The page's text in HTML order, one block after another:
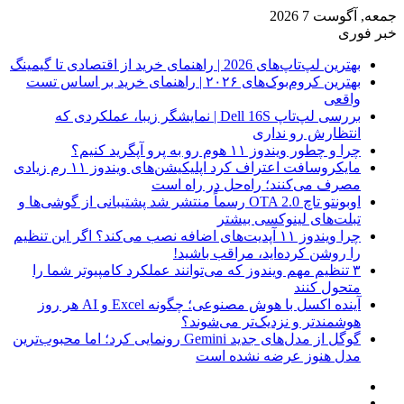
جمعه, آگوست 7 2026
خبر فوری
بهترین لپ‌تاپ‌های 2026 | راهنمای خرید از اقتصادی تا گیمینگ
بهترین کروم‌بوک‌های ۲۰۲۶ | راهنمای خرید بر اساس تست
واقعی
بررسی لپ‌تاپ Dell 16S | نمایشگر زیبا، عملکردی که
انتظارش رو نداری
چرا و چطور ویندوز ۱۱ هوم رو به پرو آپگرید کنیم؟
مایکروسافت اعتراف کرد اپلیکیشن‌های ویندوز ۱۱ رم زیادی
مصرف می‌کنند؛ راه‌حل در راه است
اوبونتو تاچ OTA 2.0 رسماً منتشر شد پشتیبانی از گوشی‌ها و
تبلت‌های لینوکسی بیشتر
چرا ویندوز ۱۱ آپدیت‌های اضافه نصب می‌کند؟ اگر این تنظیم
را روشن کرده‌اید، مراقب باشید!
۳ تنظیم مهم ویندوز که می‌توانند عملکرد کامپیوتر شما را
متحول کنند
آینده اکسل با هوش مصنوعی؛ چگونه Excel و AI هر روز
هوشمندتر و نزدیک‌تر می‌شوند؟
گوگل از مدل‌های جدید Gemini رونمایی کرد؛ اما محبوب‌ترین
مدل هنوز عرضه نشده است